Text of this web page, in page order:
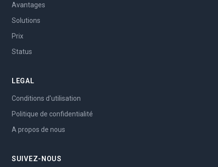
Avantages
Solutions
Prix
Status
LEGAL
Conditions d'utilisation
Politique de confidentialité
A propos de nous
SUIVEZ-NOUS